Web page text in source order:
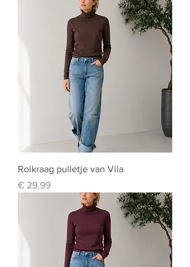
Rolkraag pulletje van Vila
Prijs
€ 29,99